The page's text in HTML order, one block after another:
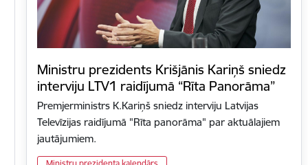
Ministru prezidents Krišjānis Kariņš sniedz
interviju LTV1 raidījumā “Rīta Panorāma”
Premjerministrs K.Kariņš sniedz interviju Latvijas
Televīzijas raidījumā "Rīta panorāma" par aktuālajiem
jautājumiem.